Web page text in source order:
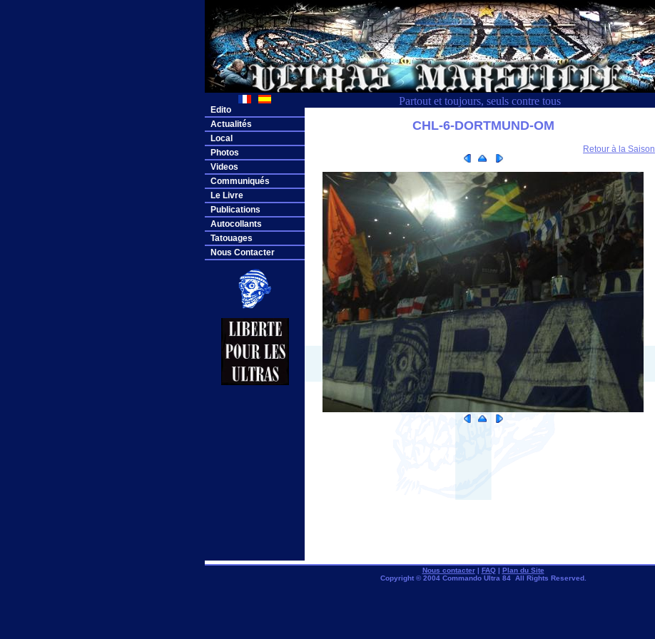
Partout et toujours, seuls contre tous
Edito
Actualités
Local
Photos
Videos
Communiqués
Le Livre
Publications
Autocollants
Tatouages
Nous Contacter
CHL-6-DORTMUND-OM
Retour à la Saison
Nous contacter| FAQ| Plan du Site
Copyright © 2004 Commando Ultra 84 All Rights Reserved.